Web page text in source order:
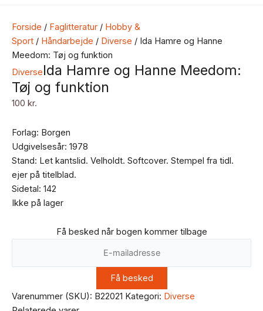
Forside / Faglitteratur / Hobby &
Sport / Håndarbejde / Diverse / Ida Hamre og Hanne
Meedom: Tøj og funktion
DiverseIda Hamre og Hanne Meedom:
Tøj og funktion
100 kr.
Forlag: Borgen
Udgivelsesår: 1978
Stand: Let kantslid. Velholdt. Softcover. Stempel fra tidl.
ejer på titelblad.
Sidetal: 142
Ikke på lager
Få besked når bogen kommer tilbage
Varenummer (SKU): B22021 Kategori: Diverse